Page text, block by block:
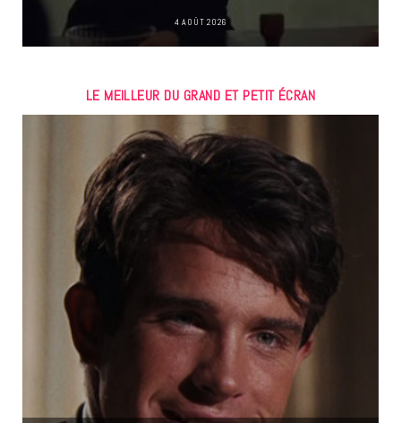
4 AOÛT 2026
LE MEILLEUR DU GRAND ET PETIT ÉCRAN